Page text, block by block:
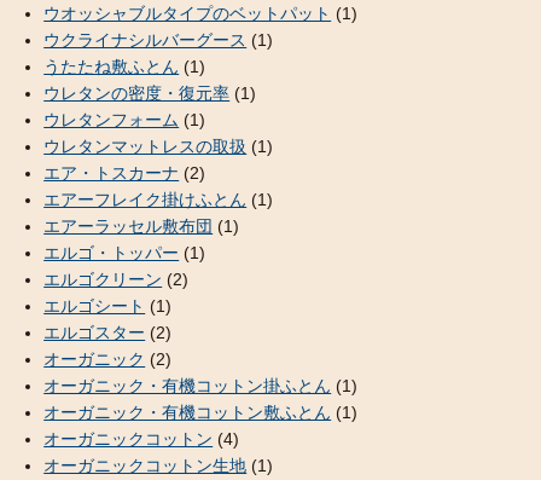
ウオッシャブルタイプのベットパット (1)
ウクライナシルバーグース (1)
うたたね敷ふとん (1)
ウレタンの密度・復元率 (1)
ウレタンフォーム (1)
ウレタンマットレスの取扱 (1)
エア・トスカーナ (2)
エアーフレイク掛けふとん (1)
エアーラッセル敷布団 (1)
エルゴ・トッパー (1)
エルゴクリーン (2)
エルゴシート (1)
エルゴスター (2)
オーガニック (2)
オーガニック・有機コットン掛ふとん (1)
オーガニック・有機コットン敷ふとん (1)
オーガニックコットン (4)
オーガニックコットン生地 (1)